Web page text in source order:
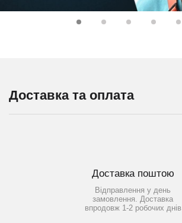
Доставка та оплата
Доставка поштою
Відправлення у день
замовлення. Доставка
впродовж 1-2 робочих днів